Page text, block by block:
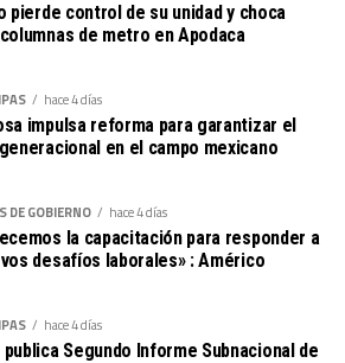
pierde control de su unidad y choca
de metro en Apodaca
hace 4 días
impulsa reforma para garantizar el
en el campo mexicano
DE GOBIERNO hace 4 días
la capacitación para responder a
desafíos laborales» : Américo
hace 4 días
publica Segundo Informe Subnacional de